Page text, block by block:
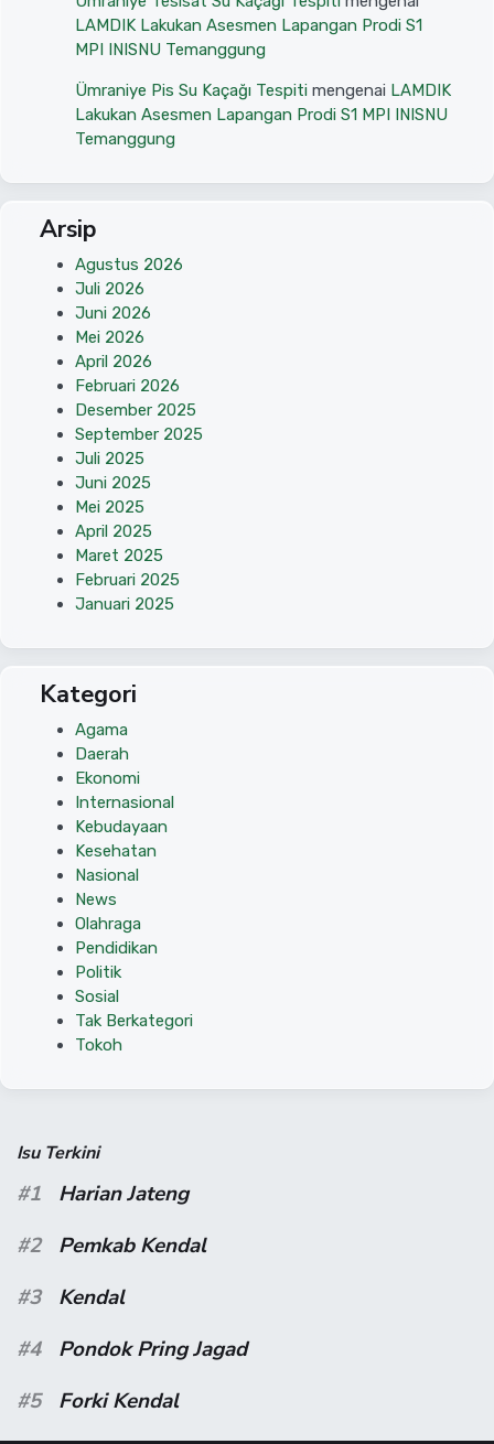
LAMDIK Lakukan Asesmen Lapangan Prodi S1
MPI INISNU Temanggung
Ümraniye Pis Su Kaçağı Tespiti mengenai LAMDIK
Lakukan Asesmen Lapangan Prodi S1 MPI INISNU
Temanggung
Arsip
Agustus 2026
Juli 2026
Juni 2026
Mei 2026
April 2026
Februari 2026
Desember 2025
September 2025
Juli 2025
Juni 2025
Mei 2025
April 2025
Maret 2025
Februari 2025
Januari 2025
Kategori
Agama
Daerah
Ekonomi
Internasional
Kebudayaan
Kesehatan
Nasional
News
Olahraga
Pendidikan
Politik
Sosial
Tak Berkategori
Tokoh
Isu Terkini
#1
Harian Jateng
#2
Pemkab Kendal
#3
Kendal
#4
Pondok Pring Jagad
#5
Forki Kendal